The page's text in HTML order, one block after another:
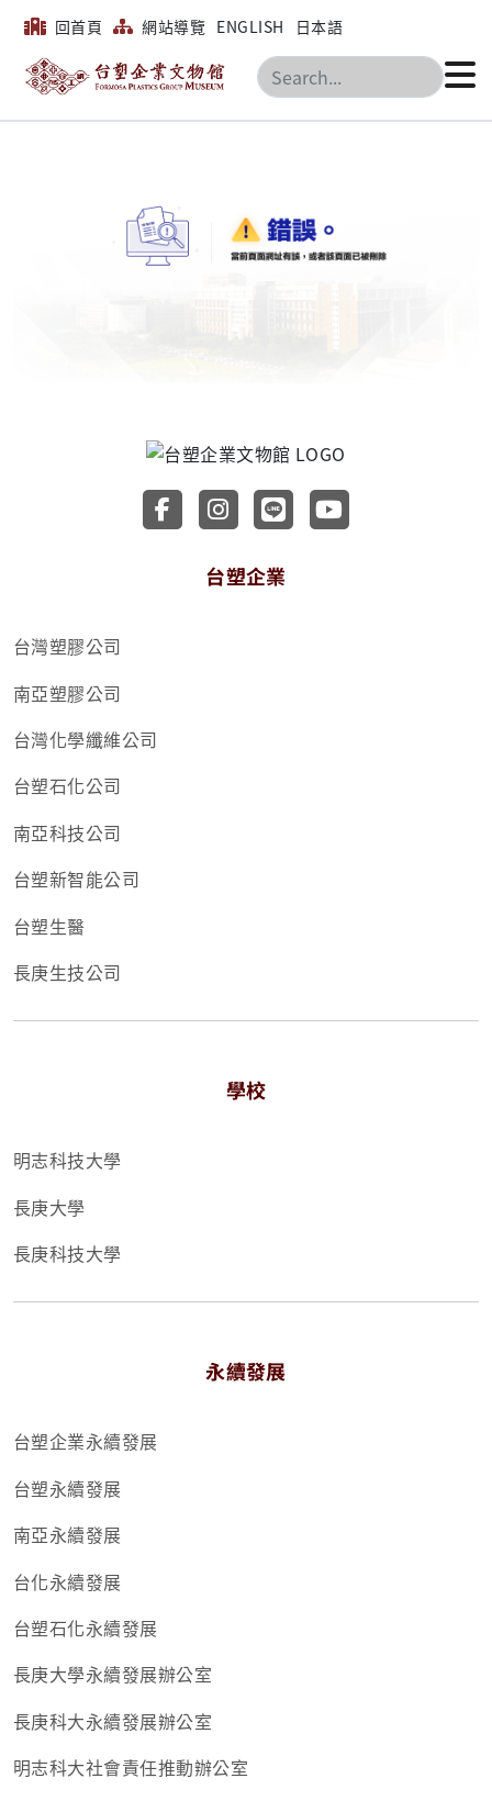
回首頁 網站導覽 ENGLISH 日本語
搜尋
前往台塑企業文物館
前往台塑企業文物館
前往台塑企業文物
前往台塑企
台塑企業
台灣塑膠公司
南亞塑膠公司
台灣化學纖維公司
台塑石化公司
南亞科技公司
台塑新智能公司
台塑生醫
長庚生技公司
學校
明志科技大學
長庚大學
長庚科技大學
永續發展
台塑企業永續發展
台塑永續發展
南亞永續發展
台化永續發展
台塑石化永續發展
長庚大學永續發展辦公室
長庚科大永續發展辦公室
明志科大社會責任推動辦公室